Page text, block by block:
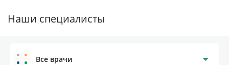
Наши специалисты
Все врачи